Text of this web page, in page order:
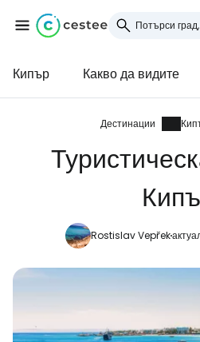
Кипър Какво да видите
Дестинации
Rostislav Vepřek
Влезте в
... световната общност на
Продължете